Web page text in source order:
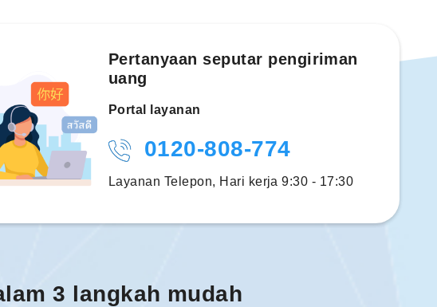
Pertanyaan seputar pengiriman
uang
Portal layanan
0120-808-774
Layanan Telepon, Hari kerja 9:30 - 17:30
3 langkah mudah